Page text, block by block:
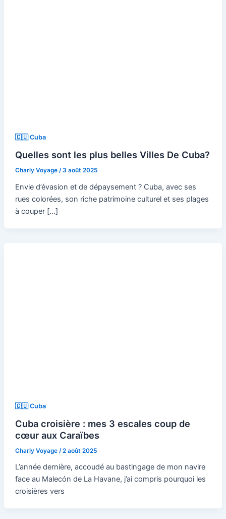
🇨🇺 Cuba
Quelles sont les plus belles Villes De Cuba?
Charly Voyage /3 août 2025
Envie d’évasion et de dépaysement ? Cuba, avec ses
rues colorées, son riche patrimoine culturel et ses plages
à couper […]
🇨🇺 Cuba
Cuba croisière : mes 3 escales coup de
cœur aux Caraïbes
Charly Voyage /2 août 2025
L’année dernière, accoudé au bastingage de mon navire
face au Malecón de La Havane, j’ai compris pourquoi les
croisières vers